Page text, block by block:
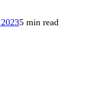
5 min read